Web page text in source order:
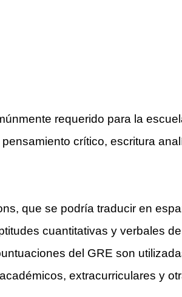
requerido para la
crítico, escritura
que se podría traducir en
cuantitativas y verbales
del GRE son
extracurriculares y